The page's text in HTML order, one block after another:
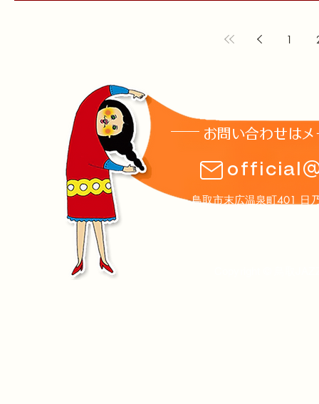
1
お問い合わせは
鳥取市末広温泉町401 日